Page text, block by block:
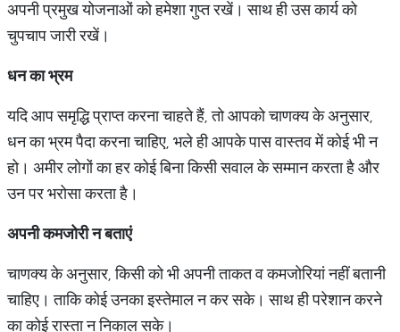
अपनी प्रमुख योजनाओं को हमेशा गुप्त रखें। साथ ही उस कार्य को
चुपचाप जारी रखें।
धन का भ्रम
यदि आप समृद्धि प्राप्त करना चाहते हैं, तो आपको चाणक्य के अनुसार,
धन का भ्रम पैदा करना चाहिए, भले ही आपके पास वास्तव में कोई भी न
हो। अमीर लोगों का हर कोई बिना किसी सवाल के सम्मान करता है और
उन पर भरोसा करता है।
अपनी कमजोरी न बताएं
चाणक्य के अनुसार, किसी को भी अपनी ताकत व कमजोरियां नहीं बतानी
चाहिए। ताकि कोई उनका इस्तेमाल न कर सके। साथ ही परेशान करने
का कोई रास्ता न निकाल सके।